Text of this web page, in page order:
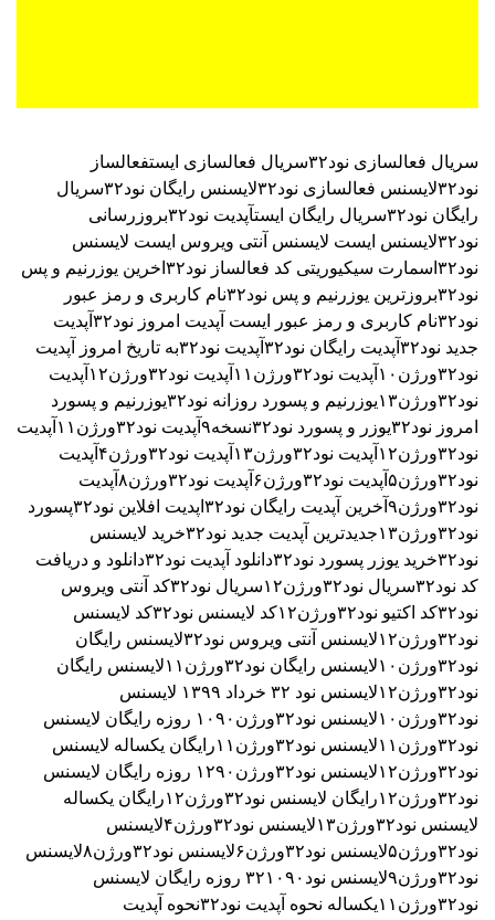
سریال فعالسازی نود۳۲ سریال فعالسازی ایستفعالساز
نود۳۲
لایسنس فعالسازی نود۳۲ لایسنس رایگان نود۳۲
سریال
رایگان نود۳۲
سریال رایگان ایستآپدیت نود۳۲
بروزرسانی
نود۳۲
لایسنس ایست لایسنس آنتی ویروس ایست لایسنس
نود۳۲اسمارت سیکیوریتی
کد فعالساز نود۳۲
اخرین یوزرنیم و پس
نود۳۲
بروزترین یوزرنیم و پس نود۳۲
نام کاربری و رمز عبور
نود۳۲
نام کاربری و رمز عبور ایست آپدیت امروز نود۳۲
آپدیت
جدید نود۳۲
آپدیت رایگان نود۳۲ آپدیت نود۳۲به تاریخ امروز
آپدیت
نود۳۲ورژن۱۰
آپدیت نود۳۲ورژن۱۱ آپدیت نود۳۲ورژن۱۲
آپدیت
نود۳۲ورژن۱۳
یوزرنیم و پسورد روزانه نود۳۲
یوزرنیم و پسورد
امروز نود۳۲
یوزر و پسورد نود۳۲نسخه۹ آپدیت نود۳۲ورژن۱۱
آپدیت
نود۳۲ورژن۱۲
آپدیت نود۳۲ورژن۱۳ آپدیت نود۳۲ورژن۴
آپدیت
نود۳۲ورژن۵
آپدیت نود۳۲ورژن۶ آپدیت نود۳۲ورژن۸
آپدیت
نود۳۲ورژن۹
آخرین آپدیت رایگان نود۳۲ اپدیت افلاین نود۳۲
پسورد
نود۳۲ورژن۱۳
جدیدترین آپدیت جدید نود۳۲
خرید لایسنس
نود۳۲
خرید یوزر پسورد نود۳۲ دانلود آپدیت نود۳۲
دانلود و دریافت
کد نود۳۲
سریال نود۳۲ورژن۱۲ سریال نود۳۲
کد آنتی ویروس
نود۳۲
کد اکتیو نود۳۲ورژن۱۲ کد لایسنس نود۳۲
کد لایسنس
نود۳۲ورژن۱۲
لایسنس آنتی ویروس نود۳۲
لایسنس رایگان
نود۳۲ورژن۱۰
لایسنس رایگان نود۳۲ورژن۱۱
لایسنس رایگان
نود۳۲ورژن۱۲
لایسنس نود ۳٢ خرداد ۱۳۹۹
لایسنس
نود۳۲ورژن۱۰
لایسنس نود۳۲ورژن۱۰۹۰ روزه رایگان
لایسنس
نود۳۲ورژن۱۱
لایسنس نود۳۲ورژن۱۱رایگان یکساله
لایسنس
نود۳۲ورژن۱۲
لایسنس نود۳۲ورژن۱۲۹۰ روزه رایگان
لایسنس
نود۳۲ورژن۱۲رایگان
لایسنس نود۳۲ورژن۱۲رایگان یکساله
لایسنس نود۳۲ورژن۱۳
لایسنس نود۳۲ورژن۴
لایسنس
نود۳۲ورژن۵
لایسنس نود۳۲ورژن۶ لایسنس نود۳۲ورژن۸
لایسنس
نود۳۲ورژن۹
لایسنس نود۳۲۱۰۹۰ روزه رایگان
لایسنس
نود۳۲ورژن۱۱یکساله
نحوه آپدیت نود۳۲
نحوه آپدیت